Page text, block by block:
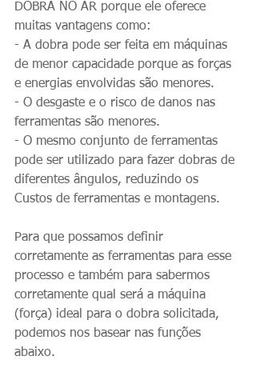
DOBRA NO AR porque ele oferece
muitas vantagens como:
- A dobra pode ser feita em máquinas
de menor capacidade porque as forças
e energias envolvidas são menores.
- O desgaste e o risco de danos nas
ferramentas são menores.
- O mesmo conjunto de ferramentas
pode ser utilizado para fazer dobras de
diferentes ângulos, reduzindo os
Custos de ferramentas e montagens.
Para que possamos definir
corretamente as ferramentas para esse
processo e também para sabermos
corretamente qual será a máquina
(força) ideal para o dobra solicitada,
podemos nos basear nas funções
abaixo.